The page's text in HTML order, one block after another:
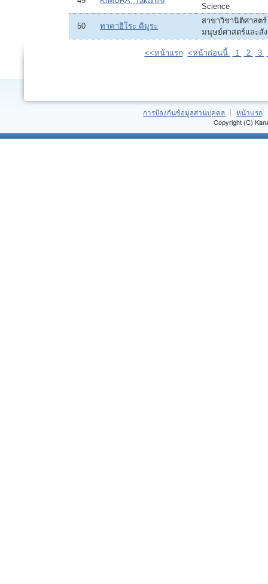
Science
50 ทาคาฮิโระ คิมูระ
สาขาวิชานิติศาสต
มนุษย์ศาสตร์และสั
<<หน้าแรก <หน้าก่อนนี้ 1 2 3
การป้องกันข้อมูลส่วนบุคคล หน้าแรก